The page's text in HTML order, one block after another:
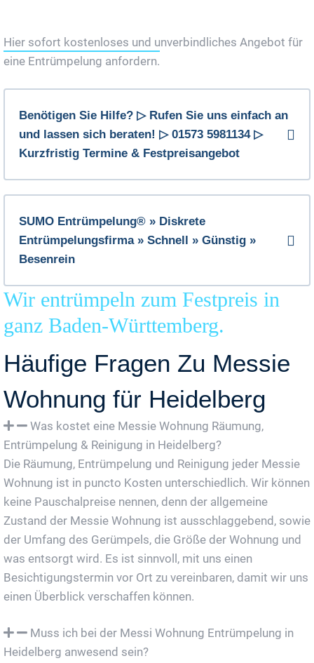
Hier sofort kostenloses und unverbindliches Angebot für
eine Entrümpelung anfordern.
Benötigen Sie Hilfe? ▷ Rufen Sie uns einfach an
und lassen sich beraten! ▷ 01573 5981134 ▷
Kurzfristig Termine & Festpreisangebot
SUMO Entrümpelung® » Diskrete
Entrümpelungsfirma » Schnell » Günstig »
Besenrein
Wir entrümpeln zum Festpreis in
ganz Baden-Württemberg.
Häufige Fragen Zu Messie
Wohnung für Heidelberg
Was kostet eine Messie Wohnung Räumung,
Entrümpelung & Reinigung in Heidelberg?
Die Räumung, Entrümpelung und Reinigung jeder Messie
Wohnung ist in puncto Kosten unterschiedlich. Wir können
keine Pauschalpreise nennen, denn der allgemeine
Zustand der Messie Wohnung ist ausschlaggebend, sowie
der Umfang des Gerümpels, die Größe der Wohnung und
was entsorgt wird. Es ist sinnvoll, mit uns einen
Besichtigungstermin vor Ort zu vereinbaren, damit wir uns
einen Überblick verschaffen können.
Muss ich bei der Messi Wohnung Entrümpelung in
Heidelberg anwesend sein?